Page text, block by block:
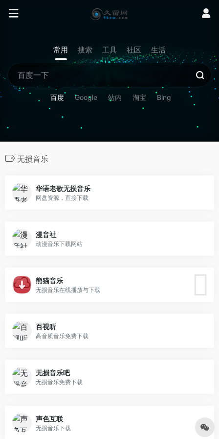
常用 搜索 工具 社区 生活
百度 Google 站内 淘宝 Bing
无损音乐
华语老歌无损音乐
网盘资源，直接下载
漫音社
动漫音乐下载网站
熊猫音乐
无损音乐在线播放与下载
百视听
高音质音乐免费下载
无损音乐吧
无损音乐免费下载
声色互联
无损音乐下载